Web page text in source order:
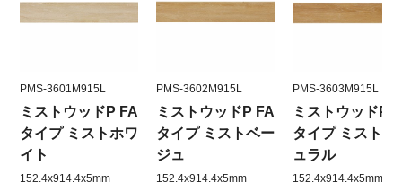
PMS-3601M915L
ミストウッドP FA
タイプ ミストホワ
イト
152.4x914.4x5mm
PMS-3602M915L
ミストウッドP FA
タイプ ミストベー
ジュ
152.4x914.4x5mm
PMS-3603M915L
ミストウッドP
タイプ ミストナ
ュラル
152.4x914.4x5mm